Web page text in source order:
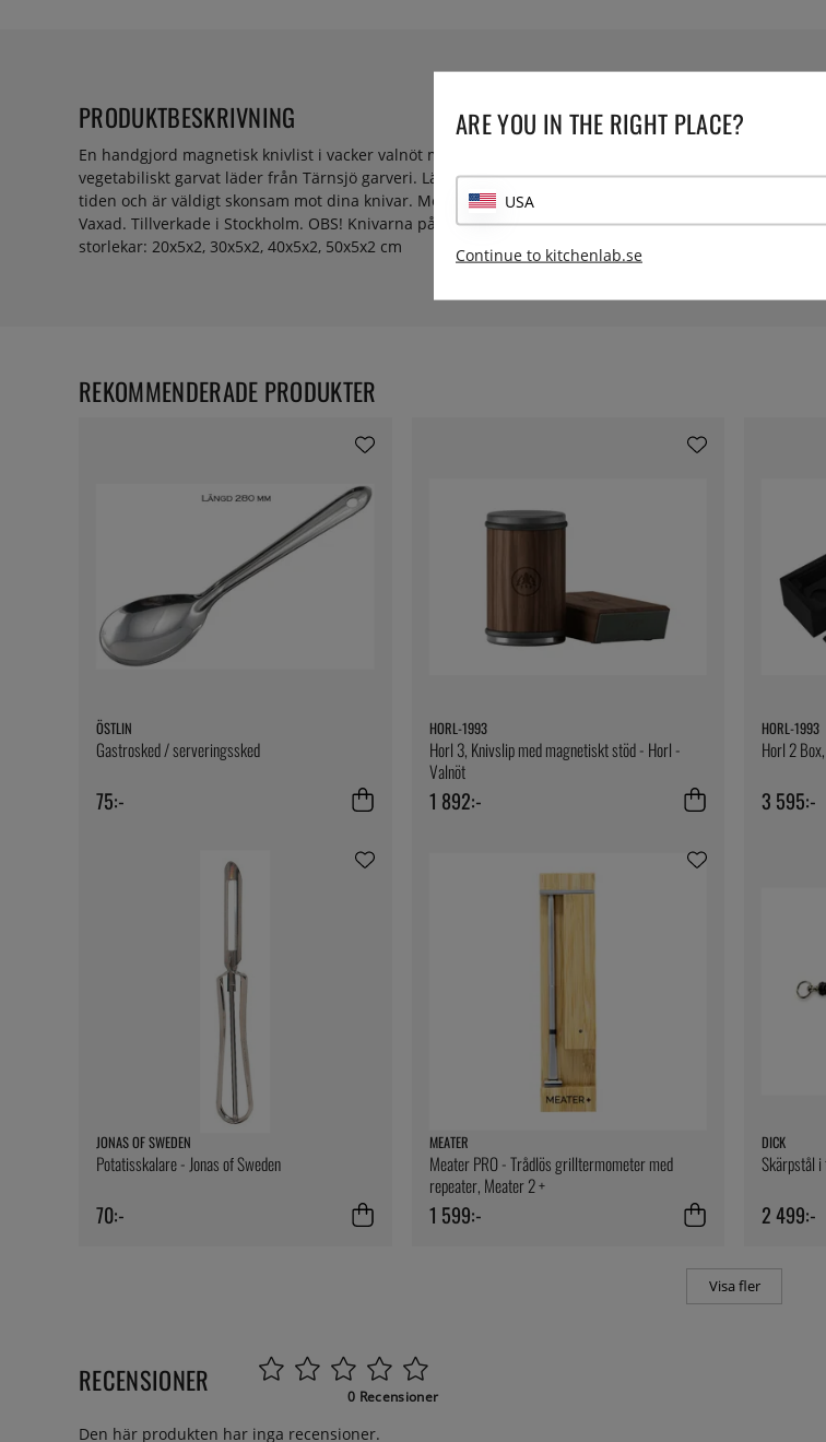
PRODUKTBESKRIVNING
En handgjord magnetisk knivlist i vacker valnöt med starka neodymmagneter och
vegetabiliskt garvat läder från Tärnsjö garveri. Lädret kommer få en fin patina med
tiden och är väldigt skonsam mot dina knivar. Medföljer skruvar samt håltagningsmall.
Vaxad. Tillverkade i Stockholm. OBS! Knivarna på bilderna ingår inte. Finns i följande
storlekar: 20x5x2, 30x5x2, 40x5x2, 50x5x2 cm
Storlek:
ÖSTLIN
Gastrosked / serveringssked
75:-
HORL-1993
Horl 3, Knivslip med magnetiskt stöd - Horl -
Valnöt
1 892:-
HORL-1993
Horl 2
3 595:-
JONAS OF SWEDEN
Potatisskalare - Jonas of Sweden
70:-
MEATER
Meater PRO - Trådlös grilltermometer med
repeater, Meater 2 +
1 599:-
DICK
Skärpstål
2 499:-
Visa fler
REKOMMENDERADE PRODUKTER
RECENSIONER 0 Recensioner
Den här produkten har inga recensioner.
ARE YOU IN THE RIGHT PLACE?
USA
Continue to kitchenlab.se